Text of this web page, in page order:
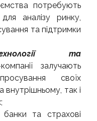
потребують
аналізу ринку,
та підтримки
та
залучають
своїх
внутрішньому, так і
та страхові